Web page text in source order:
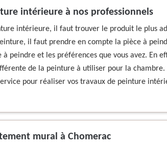
intérieure à nos professionnels
intérieure, il faut trouver le produit le plus
il faut prendre en compte la pièce à
peindre et les préférences que vous avez. En
de la peinture à utiliser pour la chambre.
pour réaliser vos travaux de peinture
mural à Chomerac